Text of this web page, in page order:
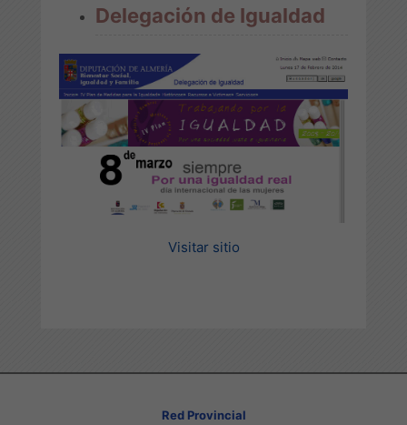
Delegación de Igualdad
Visitar sitio
Red Provincial